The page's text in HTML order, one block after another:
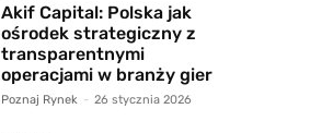
Akif Capital: Polska jak
ośrodek strategiczny z
transparentnymi
operacjami w branży gier
Poznaj Rynek - 26 stycznia 2026